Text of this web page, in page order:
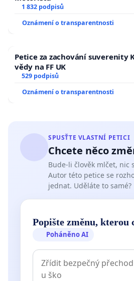
1 832 podpisů
Oznámení o transparentnosti
Petice za zachování suverenity
vědy na FF UK
529 podpisů
Oznámení o transparentnosti
SPUSŤTE VLASTNÍ PETICI
Chcete něco
Bude-li člověk mlčet, nic
Autor této petice se
jednat. Uděláte to samé?
Popište změnu, kterou
Poháněno AI